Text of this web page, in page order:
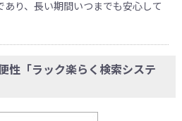
り、長い期間いつまでも安心して
性「ラック楽らく検索システ